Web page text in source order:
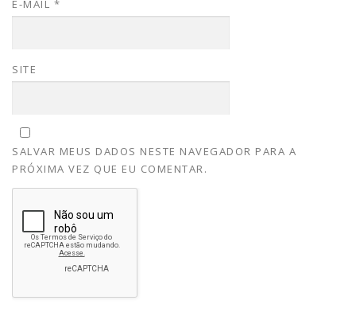
E-MAIL *
SITE
SALVAR MEUS DADOS NESTE NAVEGADOR PARA A
PRÓXIMA VEZ QUE EU COMENTAR.